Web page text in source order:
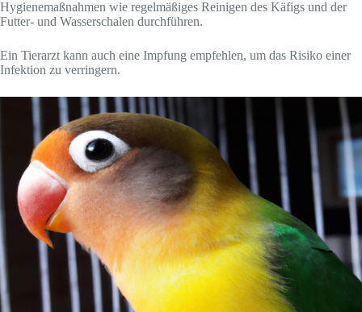
Hygienemaßnahmen wie regelmäßiges Reinigen des Käfigs und der
Futter- und Wasserschalen durchführen.
Ein Tierarzt kann auch eine Impfung empfehlen, um das Risiko einer
Infektion zu verringern.